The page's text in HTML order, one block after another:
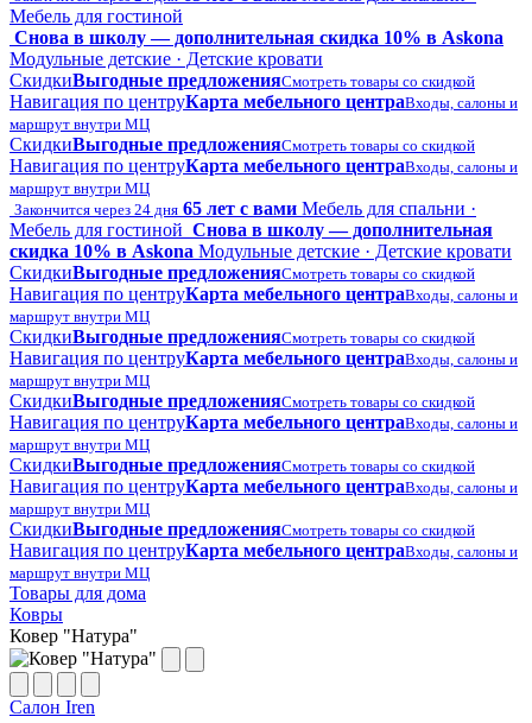
Мебель для гостиной
Снова в школу — дополнительная скидка 10% в Askona
Модульные детские · Детские кровати
СкидкиВыгодные предложенияСмотреть товары со скидкой
Навигация по центруКарта мебельного центраВходы, салоны и
маршрут внутри МЦ
СкидкиВыгодные предложенияСмотреть товары со скидкой
Навигация по центруКарта мебельного центраВходы, салоны и
маршрут внутри МЦ
Закончится через 24 дня 65 лет с вами Мебель для спальни ·
Мебель для гостиной Снова в школу — дополнительная
скидка 10% в Askona Модульные детские · Детские кровати
СкидкиВыгодные предложенияСмотреть товары со скидкой
Навигация по центруКарта мебельного центраВходы, салоны и
маршрут внутри МЦ
СкидкиВыгодные предложенияСмотреть товары со скидкой
Навигация по центруКарта мебельного центраВходы, салоны и
маршрут внутри МЦ
СкидкиВыгодные предложенияСмотреть товары со скидкой
Навигация по центруКарта мебельного центраВходы, салоны и
маршрут внутри МЦ
СкидкиВыгодные предложенияСмотреть товары со скидкой
Навигация по центруКарта мебельного центраВходы, салоны и
маршрут внутри МЦ
СкидкиВыгодные предложенияСмотреть товары со скидкой
Навигация по центруКарта мебельного центраВходы, салоны и
маршрут внутри МЦ
Товары для дома
Ковры
Ковер "Натура"
Салон Iren